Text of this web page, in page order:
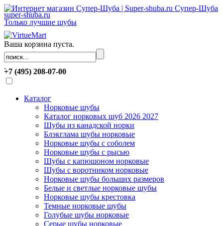
Супер-Шуба
super-shuba.ru
Только лучшие шубы
Ваша корзина пуста.
.
+7 (495) 208-07-00
Каталог
Норковые шубы
Каталог норковых шуб 2026 2027
Шубы из канадской норки
Блэкглама шубы норковые
Норковые шубы с соболем
Норковые шубы с рысью
Шубы с капюшоном норковые
Шубы с воротником норковые
Норковые шубы больших размеров
Белые и светлые норковые шубы
Норковые шубы крестовка
Темные норковые шубы
Голубые шубы норковые
Серые шубы норковые